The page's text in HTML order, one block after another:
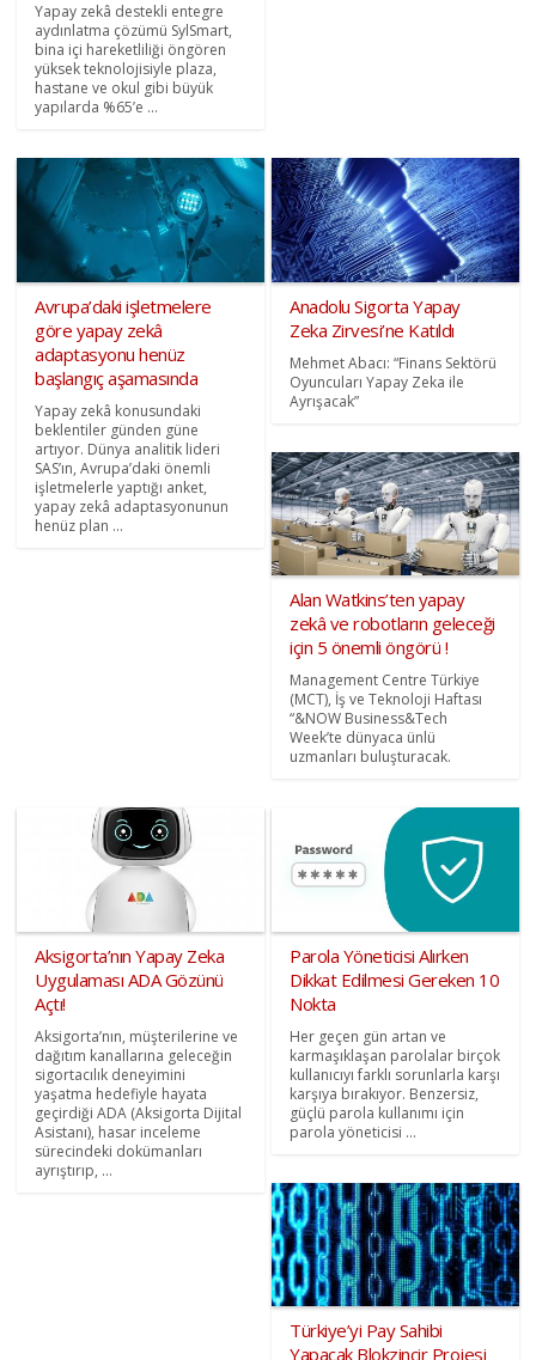
Yapay zekâ destekli entegre
aydınlatma çözümü SylSmart,
bina içi hareketliliği öngören
yüksek teknolojisiyle plaza,
hastane ve okul gibi büyük
yapılarda %65’e ...
Avrupa’daki işletmelere
göre yapay zekâ
adaptasyonu henüz
başlangıç aşamasında
Yapay zekâ konusundaki
beklentiler günden güne
artıyor. Dünya analitik lideri
SAS’ın, Avrupa’daki önemli
işletmelerle yaptığı anket,
yapay zekâ adaptasyonunun
henüz plan ...
Anadolu Sigorta Yapay
Zeka Zirvesi’ne Katıldı
Mehmet Abacı: “Finans Sektörü
Oyuncuları Yapay Zeka ile
Ayrışacak”
Alan Watkins’ten yapay
zekâ ve robotların geleceği
için 5 önemli öngörü !
Management Centre Türkiye
(MCT), İş ve Teknoloji Haftası
“&NOW Business&Tech
Week’te dünyaca ünlü
uzmanları buluşturacak.
Aksigorta’nın Yapay Zeka
Uygulaması ADA Gözünü
Açtı!
Aksigorta’nın, müşterilerine ve
dağıtım kanallarına geleceğin
sigortacılık deneyimini
yaşatma hedefiyle hayata
geçirdiği ADA (Aksigorta Dijital
Asistanı), hasar inceleme
sürecindeki dokümanları
ayrıştırıp, ...
Parola Yöneticisi Alırken
Dikkat Edilmesi Gereken 10
Nokta
Her geçen gün artan ve
karmaşıklaşan parolalar birçok
kullanıcıyı farklı sorunlarla karşı
karşıya bırakıyor. Benzersiz,
güçlü parola kullanımı için
parola yöneticisi ...
Türkiye’yi Pay Sahibi
Yapacak Blokzincir Projesi